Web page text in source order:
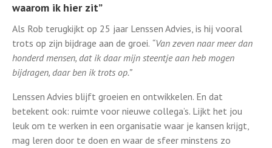
waarom ik hier zit”
Als Rob terugkijkt op 25 jaar Lenssen Advies, is hij vooral
trots op zijn bijdrage aan de groei. “Van zeven naar meer dan
honderd mensen, dat ik daar mijn steentje aan heb mogen
bijdragen, daar ben ik trots op.”
Lenssen Advies blijft groeien en ontwikkelen. En dat
betekent ook: ruimte voor nieuwe collega’s. Lijkt het jou
leuk om te werken in een organisatie waar je kansen krijgt,
mag leren door te doen en waar de sfeer minstens zo